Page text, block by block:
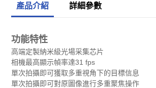
產品介紹 詳細參數
功能特性
高端定製納米級光場采集芯片
相機最高顯示幀率達31 fps
單次拍攝即可獲取多重視角下的目標信息
單次拍攝即可對原圖像進行多重聚焦操作